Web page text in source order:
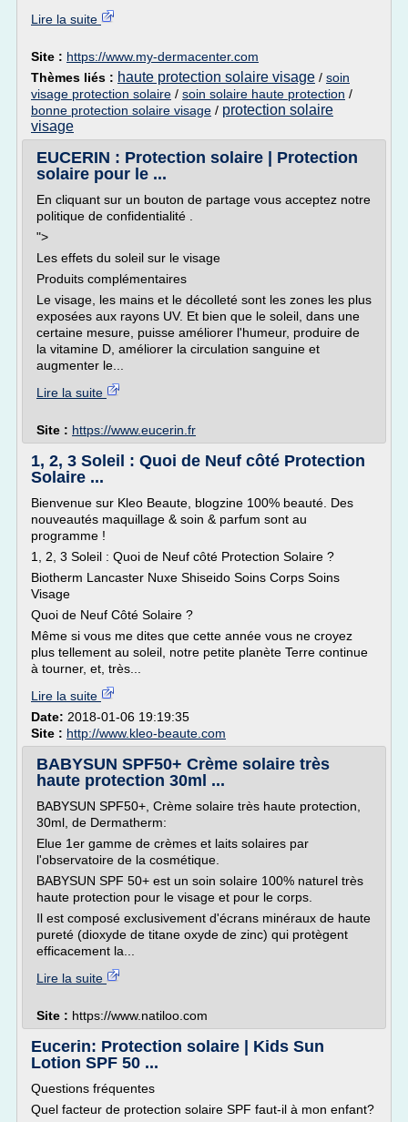
Lire la suite
Site : https://www.my-dermacenter.com
Thèmes liés : haute protection solaire visage / soin
visage protection solaire / soin solaire haute protection /
bonne protection solaire visage / protection solaire
visage
EUCERIN : Protection solaire | Protection
solaire pour le ...
En cliquant sur un bouton de partage vous acceptez notre
politique de confidentialité .
">
Les effets du soleil sur le visage
Produits complémentaires
Le visage, les mains et le décolleté sont les zones les plus
exposées aux rayons UV. Et bien que le soleil, dans une
certaine mesure, puisse améliorer l'humeur, produire de
la vitamine D, améliorer la circulation sanguine et
augmenter le...
Lire la suite
Site : https://www.eucerin.fr
1, 2, 3 Soleil : Quoi de Neuf côté Protection
Solaire ...
Bienvenue sur Kleo Beaute, blogzine 100% beauté. Des
nouveautés maquillage & soin & parfum sont au
programme !
1, 2, 3 Soleil : Quoi de Neuf côté Protection Solaire ?
Biotherm Lancaster Nuxe Shiseido Soins Corps Soins
Visage
Quoi de Neuf Côté Solaire ?
Même si vous me dites que cette année vous ne croyez
plus tellement au soleil, notre petite planète Terre continue
à tourner, et, très...
Lire la suite
Date: 2018-01-06 19:19:35
Site : http://www.kleo-beaute.com
BABYSUN SPF50+ Crème solaire très
haute protection 30ml ...
BABYSUN SPF50+, Crème solaire très haute protection,
30ml, de Dermatherm:
Elue 1er gamme de crèmes et laits solaires par
l'observatoire de la cosmétique.
BABYSUN SPF 50+ est un soin solaire 100% naturel très
haute protection pour le visage et pour le corps.
Il est composé exclusivement d'écrans minéraux de haute
pureté (dioxyde de titane oxyde de zinc) qui protègent
efficacement la...
Lire la suite
Site : https://www.natiloo.com
Eucerin: Protection solaire | Kids Sun
Lotion SPF 50 ...
Questions fréquentes
Quel facteur de protection solaire SPF faut-il à mon enfant?